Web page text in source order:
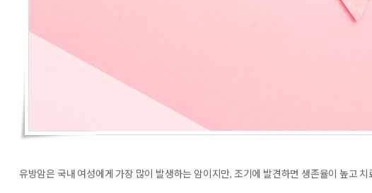
유방암은 국내 여성에게 가장 많이 발생하는 암이지만, 조기에 발견하면 생존율이 높고